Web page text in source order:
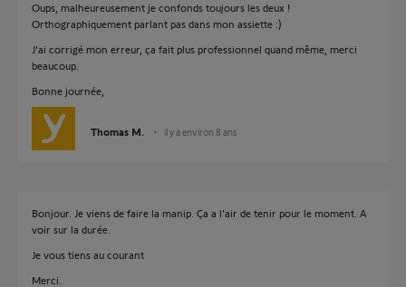
Oups, malheureusement je confonds toujours les deux !
Orthographiquement parlant pas dans mon assiette :)
J'ai corrigé mon erreur, ça fait plus professionnel quand même, merci
beaucoup.
Bonne journée,
Thomas M. il y a environ 8 ans
Bonjour. Je viens de faire la manip. Ça a l’air de tenir pour le moment. A
voir sur la durée.
Je vous tiens au courant
Merci.